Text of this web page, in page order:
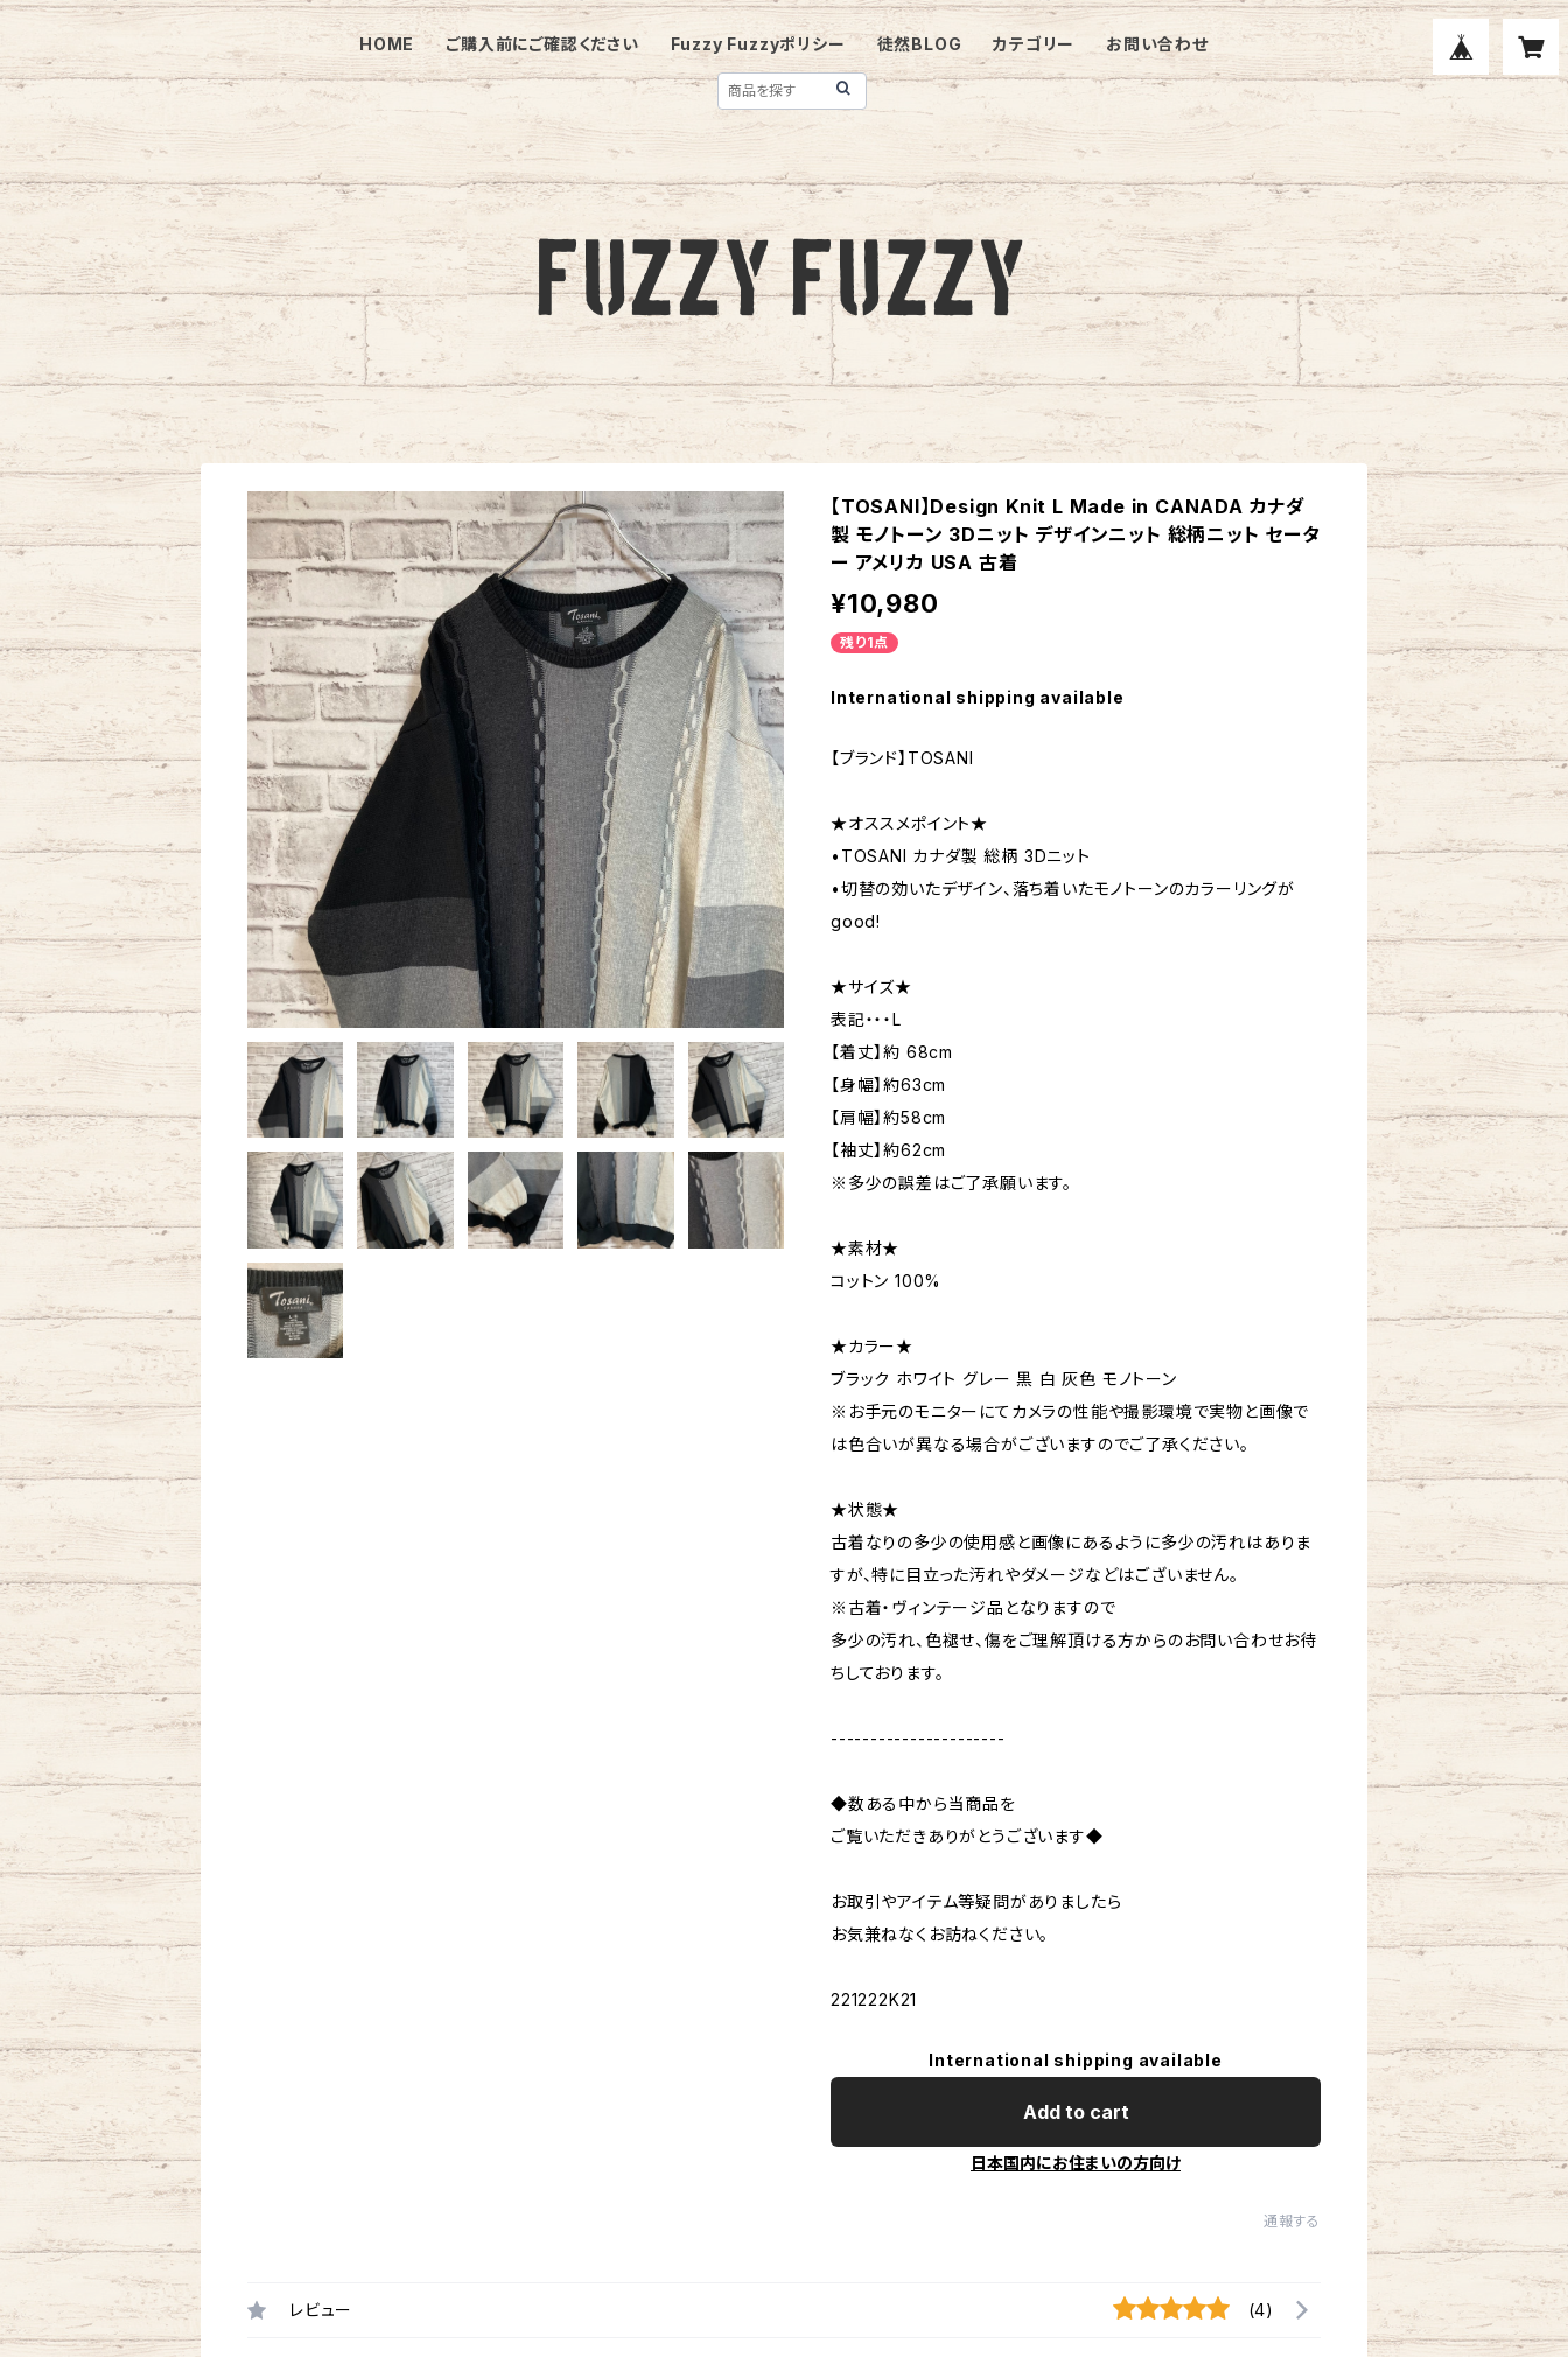
HOME ご購入前にご確認ください Fuzzy Fuzzyポリシー 徒然BLOG カテゴリー お問い合わせ
【TOSANI】Design Knit L Made in CANADA カナダ
製 モノトーン 3Dニット デザインニット 総柄ニット セータ
ー アメリカ USA 古着
¥10,980
残り1点
International shipping available
【ブランド】TOSANI
★オススメポイント★
•TOSANI カナダ製 総柄 3Dニット
•切替の効いたデザイン、落ち着いたモノトーンのカラーリングが
good!
★サイズ★
表記・・・L
【着丈】約 68cm
【身幅】約63cm
【肩幅】約58cm
【袖丈】約62cm
※多少の誤差はご了承願います。
★素材★
コットン 100%
★カラー★
ブラック ホワイト グレー 黒 白 灰色 モノトーン
※お手元のモニターにてカメラの性能や撮影環境で実物と画像で
は色合いが異なる場合がございますのでご了承ください。
★状態★
古着なりの多少の使用感と画像にあるように多少の汚れはありま
すが、特に目立った汚れやダメージなどはございません。
※古着・ヴィンテージ品となりますので
多少の汚れ、色褪せ、傷をご理解頂ける方からのお問い合わせお待
ちしております。
----------------------
◆数ある中から当商品を
ご覧いただきありがとうございます◆
お取引やアイテム等疑問がありましたら
お気兼ねなくお訪ねください。
221222K21
International shipping available
Add to cart
日本国内にお住まいの方向け
通報する
レビュー (4)